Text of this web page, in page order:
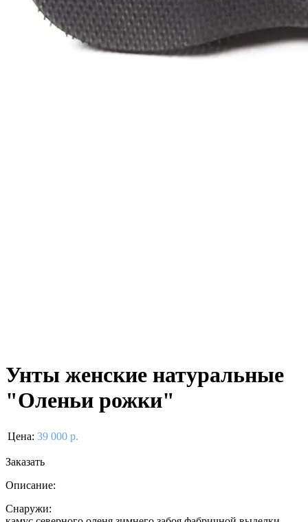
Унты женские натуральные
"Оленьи рожки"
Цена: 39 000 р.
Заказать
Описание:
Снаружи: